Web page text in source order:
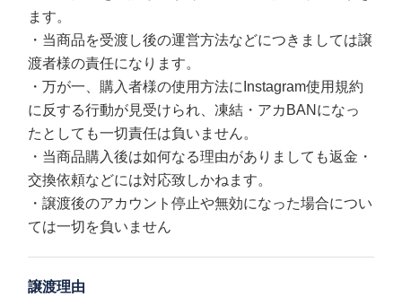
ます。
・当商品を受渡し後の運営方法などにつきましては譲
渡者様の責任になります。
・万が一、購入者様の使用方法にInstagram使用規約
に反する行動が見受けられ、凍結・アカBANになっ
たとしても一切責任は負いません。
・当商品購入後は如何なる理由がありましても返金・
交換依頼などには対応致しかねます。
・譲渡後のアカウント停止や無効になった場合につい
ては一切を負いません
譲渡理由